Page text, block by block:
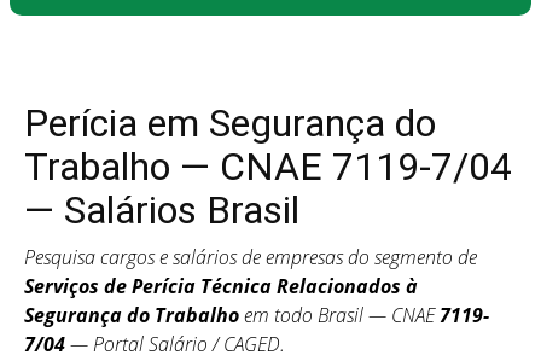
Perícia em Segurança do
Trabalho — CNAE 7119-7/04
— Salários Brasil
Pesquisa cargos e salários de empresas do segmento de
Serviços de Perícia Técnica Relacionados à
Segurança do Trabalhoem todo Brasil — CNAE7119-
7/04— Portal Salário / CAGED.